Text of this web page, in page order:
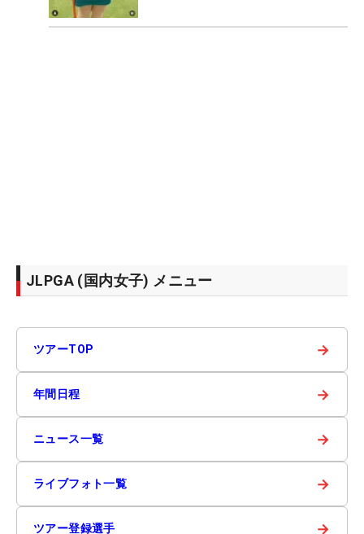
JLPGA (国内女子) メニュー
ツアーTOP →
年間日程 →
ニュース一覧 →
ライブフォト一覧 →
ツアー登録選手 →